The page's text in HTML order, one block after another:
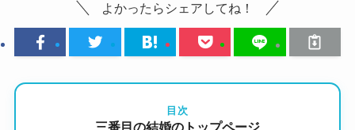
よかったらシェアしてね！
目次
三番目の結婚のトップページ